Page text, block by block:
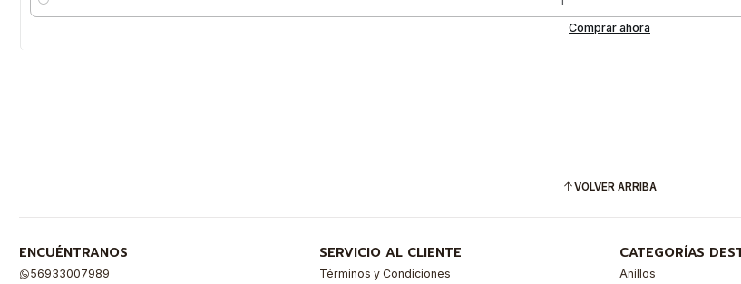
Cantidad
Comprar ahora
VOLVER ARRIBA
ENCUÉNTRANOS
56933007989
SERVICIO AL CLIENTE
Términos y Condiciones
CATEGORÍAS
Anillos